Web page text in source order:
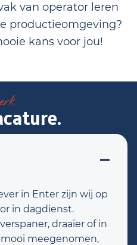
van operator leren
productieomgeving?
kans voor jou!
in Enter zijn wij op
in dagdienst.
draaier of in
meegenomen,